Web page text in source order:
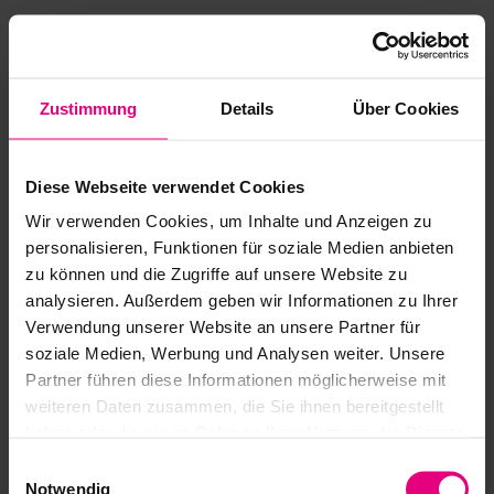
Zustimmung Details Über Cookies
Diese Webseite verwendet Cookies
Wir verwenden Cookies, um Inhalte und Anzeigen zu
personalisieren, Funktionen für soziale Medien anbieten
zu können und die Zugriffe auf unsere Website zu
analysieren. Außerdem geben wir Informationen zu Ihrer
Verwendung unserer Website an unsere Partner für
soziale Medien, Werbung und Analysen weiter. Unsere
Partner führen diese Informationen möglicherweise mit
weiteren Daten zusammen, die Sie ihnen bereitgestellt
Notwendig
Silencieux
Catalogue Harmonic Drive® Mécatronique
Instructions de montage
Recommandations de sécurité et de mise en
service
Certificat négatif CCC (anglais)
UKCA Information